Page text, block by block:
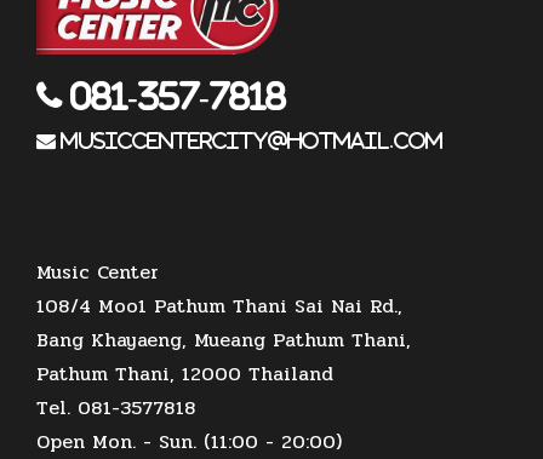
081-357-7818
musiccentercity@hotmail.com
Music Center
108/4 Moo1 Pathum Thani Sai Nai Rd.,
Bang Khayaeng, Mueang Pathum Thani,
Pathum Thani, 12000 Thailand
Tel. 081-3577818
Open Mon. - Sun. (11:00 - 20:00)